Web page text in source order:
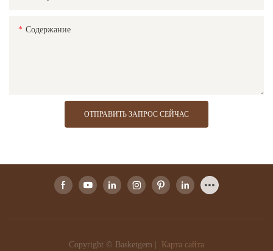
Содержание
ОТПРАВИТЬ ЗАПРОС СЕЙЧАС
Copyright © Basketgem | Карта сайта